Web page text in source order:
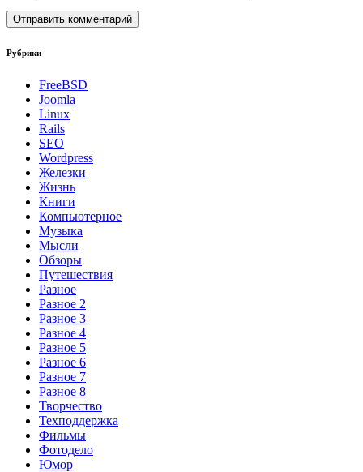
Рубрики
FreeBSD
Joomla
Linux
Rails
SEO
Wordpress
Железки
Жизнь
Книги
Компьютерное
Музыка
Мысли
Обзоры
Путешествия
Разное
Разное 2
Разное 3
Разное 4
Разное 5
Разное 6
Разное 7
Разное 8
Творчество
Техподдержка
Фильмы
Фотодело
Юмор